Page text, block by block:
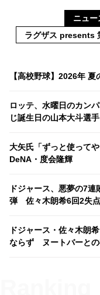
ニュー
ラグザス presents
【高校野球】2026年
ロッテ、水曜日のカン
じ誕生日の山本大斗選
大矢氏「ずっと使って
DeNA・度会隆輝
ドジャース、悪夢の7
弾 佐々木朗希6回2失
ドジャース・佐々木朗
ならず ヌートバーとの